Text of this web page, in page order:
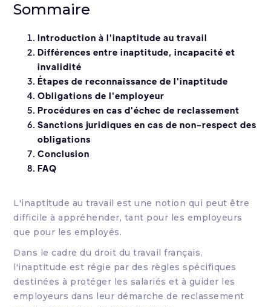
Sommaire
Introduction à l'inaptitude au travail
Différences entre inaptitude, incapacité et
invalidité
Étapes de reconnaissance de l'inaptitude
Obligations de l'employeur
Procédures en cas d'échec de reclassement
Sanctions juridiques en cas de non-respect des
obligations
Conclusion
FAQ
L'inaptitude au travail est une notion qui peut être
difficile à appréhender, tant pour les employeurs
que pour les employés.
Dans le cadre du droit du travail français,
l'inaptitude est régie par des règles spécifiques
destinées à protéger les salariés et à guider les
employeurs dans leur démarche de reclassement